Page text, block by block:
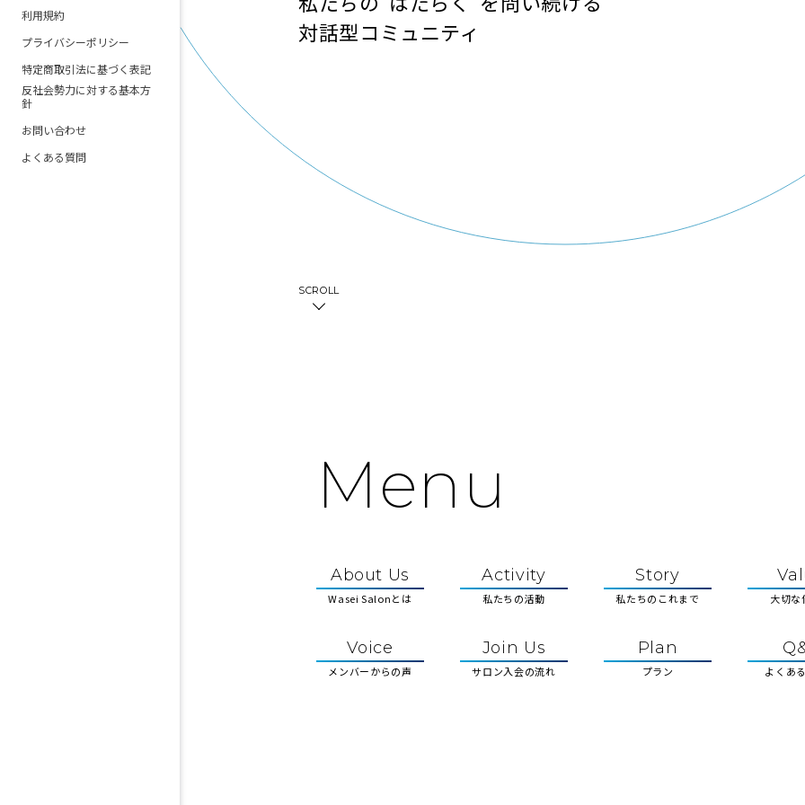
利用規約
プライバシーポリシー
特定商取引法に基づく表記
反社会勢力に対する基本方
針
お問い合わせ
よくある質問
対話型コミュニティ
SCROLL
Menu
About Us
Wasei Salonとは
Activity
私たちの活動
Story
私たちのこれまで 大切な
Voice
メンバーからの声
Join Us
サロン入会の流れ
Plan
プラン よくあ